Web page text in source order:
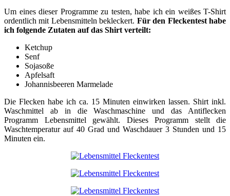
Um eines dieser Programme zu testen, habe ich ein weißes T-Shirt
ordentlich mit Lebensmitteln bekleckert. Für den Fleckentest habe
ich folgende Zutaten auf das Shirt verteilt:
Ketchup
Senf
Sojasoße
Apfelsaft
Johannisbeeren Marmelade
Die Flecken habe ich ca. 15 Minuten einwirken lassen. Shirt inkl.
Waschmittel ab in die Waschmaschine und das Antiflecken
Programm Lebensmittel gewählt. Dieses Programm stellt die
Waschtemperatur auf 40 Grad und Waschdauer 3 Stunden und 15
Minuten ein.